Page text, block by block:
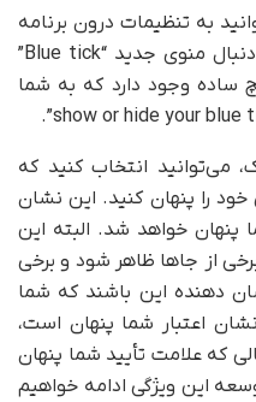
به تنظیمات درون برنامه
توییتر در آیفون خود بروید و به دنبال منوی جدید “Blue tick”
ساده وجود دارد که به شما
می‌توانید انتخاب کنید که
را پنهان کنید. این نشان
پنهان خواهد شد. البته این
از جاها ظاهر شود و برخی
دهنده این باشند که شما
اعتبار شما پنهان است،
که علامت تأیید شما پنهان
این ویژگی ادامه خواهیم